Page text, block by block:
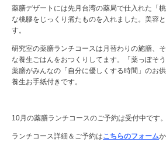
薬膳デザートには先月台湾の薬局で仕入れた「
な桃膠をじっくり煮たものを入れました。美容
す。
研究室の薬膳ランチコースは月替わりの施膳、
な養生ごはんをおつくりしてます。「薬っぽそ
薬膳がみんなの「自分に優しくする時間」のお
養生お手紙付きです。
10月の薬膳ランチコースのご予約は受付中です。
ランチコース詳細＆ご予約はこちらのフォーム